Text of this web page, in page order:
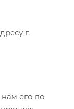
г.
его по